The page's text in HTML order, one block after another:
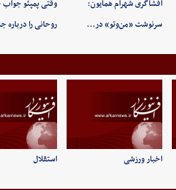
افشاگری شهرام همایون:
سرنوشت «من‌وتو» در…
وقتی پمپئو
روحانی را
اخبار ورزشی استقلال